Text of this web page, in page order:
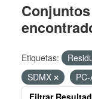
Etiquetas:
SDMX